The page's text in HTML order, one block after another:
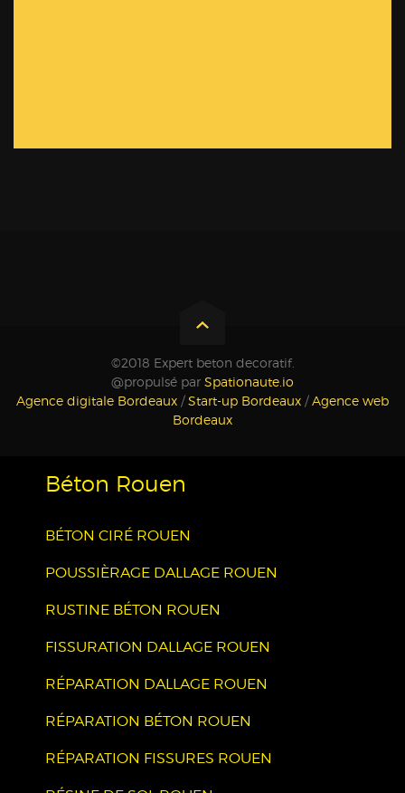
©2018 Expert beton decoratif.
@propulsé par Spationaute.io
Agence digitale Bordeaux /Start-up Bordeaux /Agence web
Bordeaux
Béton Rouen
BÉTON CIRÉ ROUEN
POUSSIÈRAGE DALLAGE ROUEN
RUSTINE BÉTON ROUEN
FISSURATION DALLAGE ROUEN
RÉPARATION DALLAGE ROUEN
RÉPARATION BÉTON ROUEN
RÉPARATION FISSURES ROUEN